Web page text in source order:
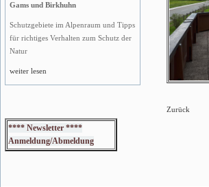
Gams und Birkhuhn
Schutzgebiete im Alpenraum und Tipps
für richtiges Verhalten zum Schutz der
Natur
weiter lesen
**** Newsletter ****
Anmeldung/Abmeldung
Zurück